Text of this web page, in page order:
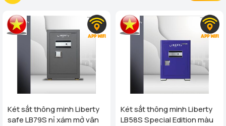
Két sắt thông minh Liberty
safe LB79S nỉ xám mở vân
Két sắt thông minh Liberty
LB58S Special Edition màu